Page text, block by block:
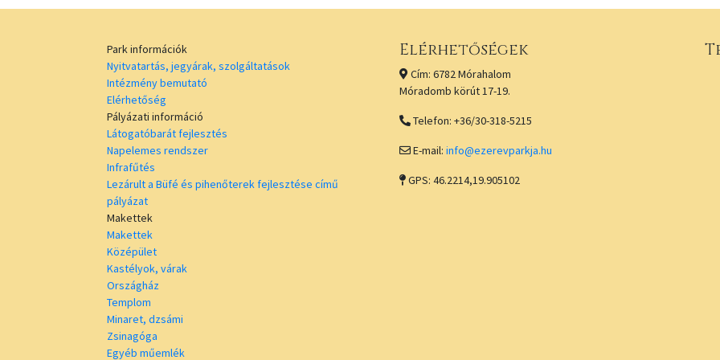
Park információk
Nyitvatartás, jegyárak, szolgáltatások
Intézmény bemutató
Elérhetőség
Pályázati információ
Látogatóbarát fejlesztés
Napelemes rendszer
Infrafűtés
Lezárult a Büfé és pihenőterek fejlesztése című
pályázat
Makettek
Makettek
Középület
Kastélyok, várak
Országház
Templom
Minaret, dzsámi
Zsinagóga
Egyéb műemlék
Elérhetőségek
Cím: 6782 Mórahalom
Móradomb körút 17-19.
Telefon: +36/30-318-5215
E-mail: info@ezerevparkja.hu
GPS: 46.2214,19.905102